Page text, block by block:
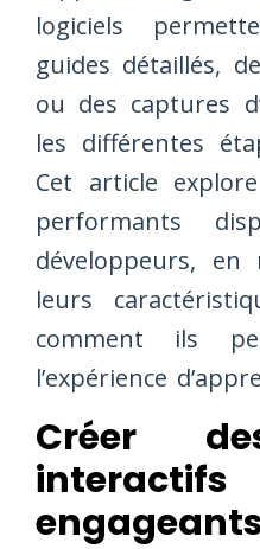
logiciels
guides détaillés,
ou des captures
les différentes
Cet article
performants
développeurs,
leurs
comment ils
l’expérience
Créer